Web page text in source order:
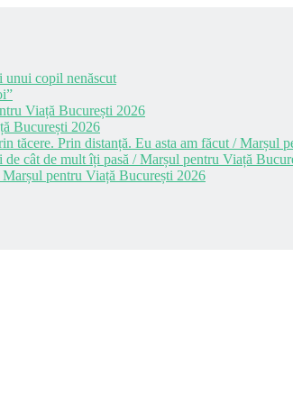
unui copil nenăscut
Viață București 2026
București 2026
tăcere. Prin distanță. Eu asta am făcut / Marșul
cât de mult îți pasă / Marșul pentru Viață
pentru Viață București 2026